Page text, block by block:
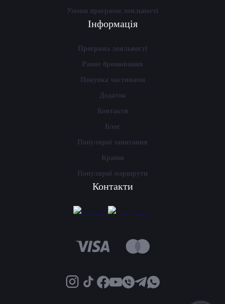
Умови програми лояльності
Інформація
Програма лояльності
Раннє бронювання
Покупка частинами
Додаток
Контакти
Блог
Популярні запитання
Країни
Популярні маршрути
Контакти